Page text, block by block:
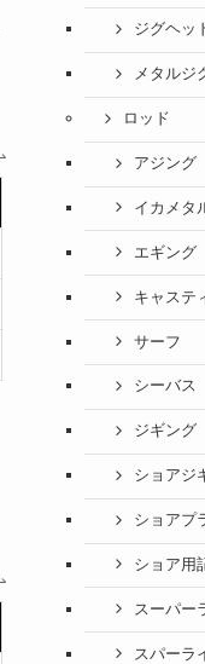
ジグヘッ
メタルジ
ロッド
アジング
イカメタ
エギング
キャステ
サーフ
シーバス
ジギング
ショアジ
ショアプ
ショア用
スーパー
スパーラ